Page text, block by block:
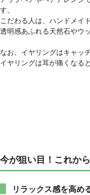
す。
こだわる人は、ハンドメイ
透明感あふれる天然石やウ
なお、イヤリングはキャッ
イヤリングは耳が痛くなる
今が狙い目！これか
リラックス感を高め